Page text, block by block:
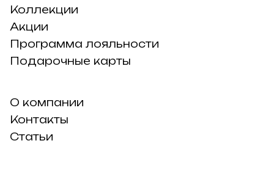
Коллекции
Акции
Программа лояльности
Подарочные карты
О компании
Контакты
Статьи